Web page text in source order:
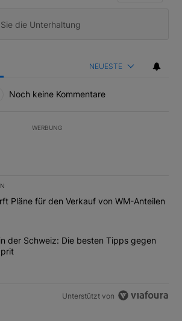
NEUESTE
Noch keine Kommentare
WERBUNG
Liste der am meisten kommentierten
dem Titel "Fifa verwirft Pläne für den
Pläne für den Verkauf von WM-Anteilen
dem Titel "Tanken in der Schweiz: Die
der Schweiz: Die besten Tipps gegen
Unterstützt von